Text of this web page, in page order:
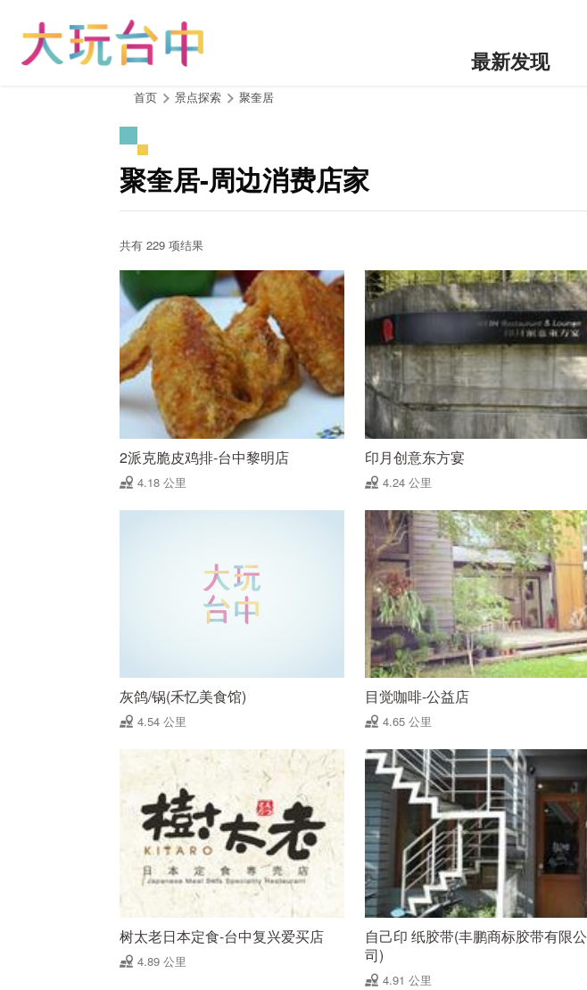
最新发现
首页 景点探索 聚奎居
聚奎居-周边消费店家
共有 229 项结果
2派克脆皮鸡排-台中黎明店
4.18 公里
印月创意东方宴
4.24 公里
灰鸽/锅(禾忆美食馆)
4.54 公里
目觉咖啡-公益店
4.65 公里
树太老日本定食-台中复兴爱买店
4.89 公里
自己印 纸胶带(丰鹏商标胶带有限公
司)
4.91 公里